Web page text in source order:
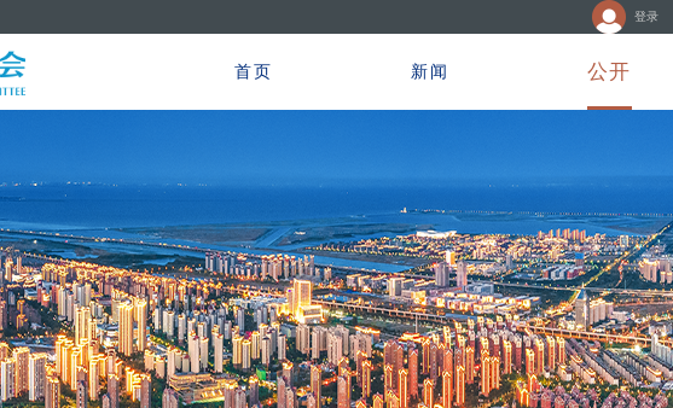
登录
首页 新闻 公开